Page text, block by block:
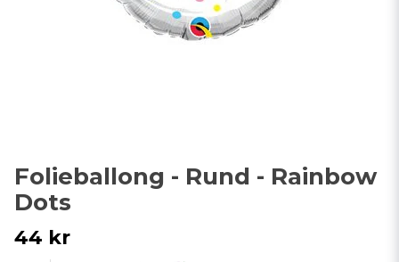
Folieballong - Rund - Rainbow
Dots
44 kr